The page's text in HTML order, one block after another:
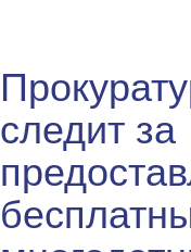
следит за